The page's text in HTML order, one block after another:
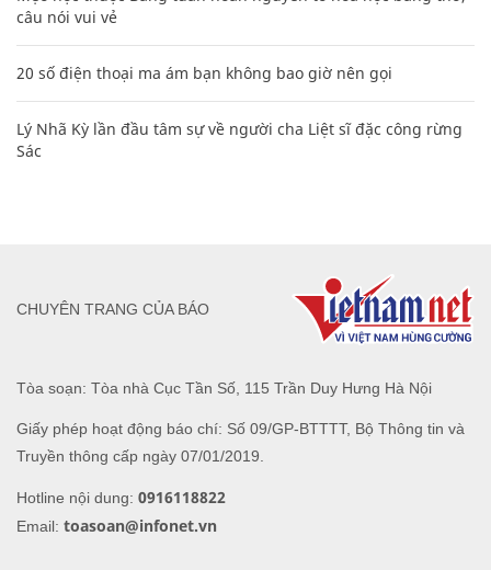
câu nói vui vẻ
20 số điện thoại ma ám bạn không bao giờ nên gọi
Lý Nhã Kỳ lần đầu tâm sự về người cha Liệt sĩ đặc công rừng
Sác
Tòa soạn: Tòa nhà Cục Tần Số, 115 Trần Duy Hưng Hà Nội
Giấy phép hoạt động báo chí: Số 09/GP-BTTTT, Bộ Thông tin và
Truyền thông cấp ngày 07/01/2019.
Hotline nội dung: 0916118822
Email: toasoan@infonet.vn
CHUYÊN TRANG CỦA BÁO